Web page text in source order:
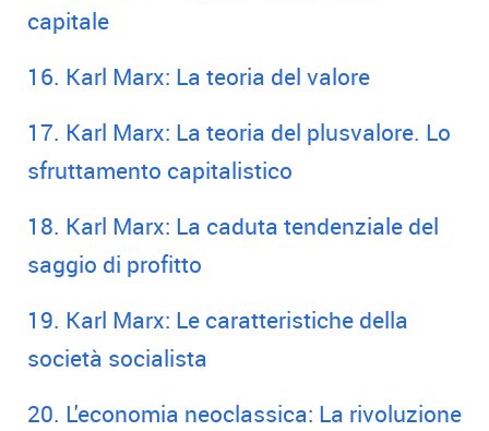
capitale
16. Karl Marx: La teoria del valore
17. Karl Marx: La teoria del plusvalore. Lo
sfruttamento capitalistico
18. Karl Marx: La caduta tendenziale del
saggio di profitto
19. Karl Marx: Le caratteristiche della
società socialista
20. L'economia neoclassica: La rivoluzione